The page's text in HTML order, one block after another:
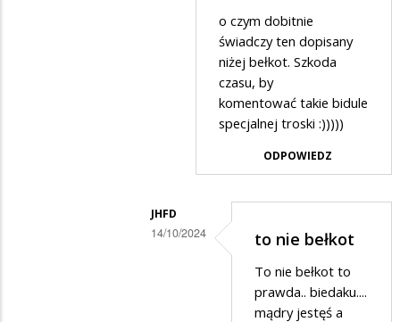
uczniowi/uczennicy!
o czym dobitnie
świadczy ten dopisany
niżej bełkot. Szkoda
czasu, by
komentować takie bidule
specjalnej troski :)))))
ODPOWIEDZ
JHFD
14/10/2024 to nie bełkot
To nie bełkot to
prawda.. biedaku....
mądry jestęś a